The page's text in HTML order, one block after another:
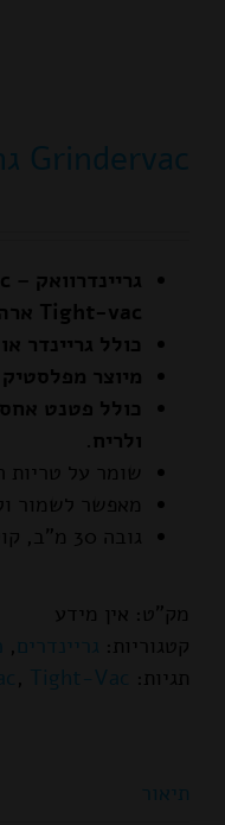
Grindervac גריינדרוואק
Tight-vac ארה"ב.
כולל גריינדר
מיוצר
כולל פטנט
ולריח.
שומר על טריות
מאפשר לשמור ולגרוס עד
גובה 30 מ"ב, קוטר 78 מ"מ.
מק"ט: אין מידע
קטגוריות: גריינדרים,
תגיות:
, Tight-Vac
תיאור